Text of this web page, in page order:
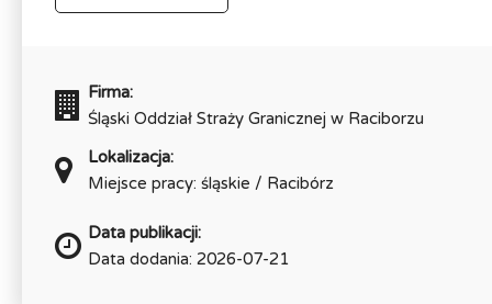
Firma:
Śląski Oddział Straży Granicznej w Raciborzu
Lokalizacja:
Miejsce pracy: śląskie / Racibórz
Data publikacji:
Data dodania: 2026-07-21